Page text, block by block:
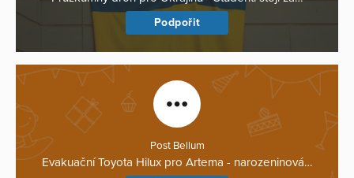
Podpořit
Post Bellum
Evakuační Toyota Hilux pro Artema - narozeninová…